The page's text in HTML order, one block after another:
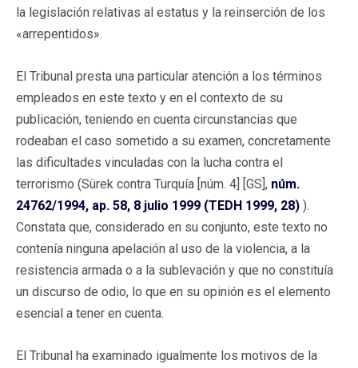
la legislación relativas al estatus y la reinserción de los
«arrepentidos».
El Tribunal presta una particular atención a los términos
empleados en este texto y en el contexto de su
publicación, teniendo en cuenta circunstancias que
rodeaban el caso sometido a su examen, concretamente
las dificultades vinculadas con la lucha contra el
terrorismo (Sürek contra Turquía [núm. 4] [GS], núm.
24762/1994, ap. 58, 8 julio 1999 (TEDH 1999, 28) ).
Constata que, considerado en su conjunto, este texto no
contenía ninguna apelación al uso de la violencia, a la
resistencia armada o a la sublevación y que no constituía
un discurso de odio, lo que en su opinión es el elemento
esencial a tener en cuenta.
El Tribunal ha examinado igualmente los motivos de la